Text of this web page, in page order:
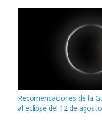
Recomendaciones de la
al eclipse del 12 de agosto